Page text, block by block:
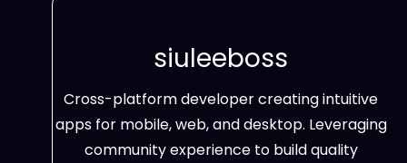
siuleeboss
Cross-platform developer creating intuitive
apps for mobile, web, and desktop. Leveraging
community experience to build quality